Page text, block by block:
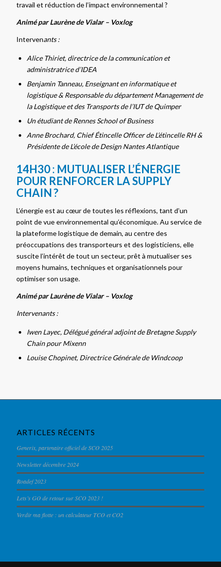
travail et réduction de l’impact environnemental ?
Animé par Laurène de Vialar – Voxlog
Intervenants :
Alice Thiriet, directrice de la communication et
administratrice d’IDEA
Benjamin Tanneau, Enseignant en informatique et
logistique & Responsable du département Management de
la Logistique et des Transports de l’IUT de Quimper
Un étudiant de Rennes School of Business
Anne Brochard, Chief Étincelle Officer de L’étincelle RH &
Présidente de L’école de Design Nantes Atlantique
14H30 : MUTUALISER L’ÉNERGIE
POUR RENFORCER LA SUPPLY
CHAIN ?
L’énergie est au cœur de toutes les réflexions, tant d’un
point de vue environnemental qu’économique. Au service de
la plateforme logistique de demain, au centre des
préoccupations des transporteurs et des logisticiens, elle
suscite l’intérêt de tout un secteur, prêt à mutualiser ses
moyens humains, techniques et organisationnels pour
optimiser son usage.
Animé par Laurène de Vialar – Voxlog
Intervenants :
Iwen Layec, Délégué général adjoint de Bretagne Supply
Chain pour Mixenn
Louise Chopinet, Directrice Générale de Windcoop
ARTICLES RÉCENTS
Generix, partenaire officiel de SCO 2025
Newsletter décembre 2024
Roadef 2023
Lets’s GO de retour sur SCO 2023 !
Verdir ma flotte : un calculateur TCO et CO2